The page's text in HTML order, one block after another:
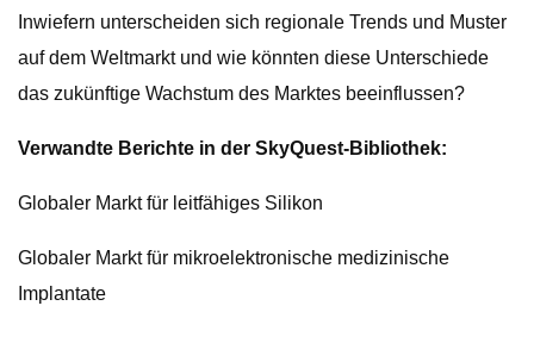
Inwiefern unterscheiden sich regionale Trends und Muster
auf dem Weltmarkt und wie könnten diese Unterschiede
das zukünftige Wachstum des Marktes beeinflussen?
Verwandte Berichte in der SkyQuest-Bibliothek:
Globaler Markt für leitfähiges Silikon
Globaler Markt für mikroelektronische medizinische
Implantate